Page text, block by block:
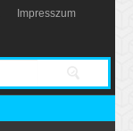
Impresszum